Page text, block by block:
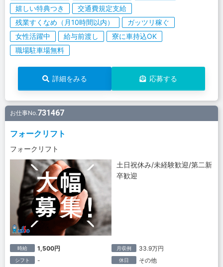
嬉しい特典つき
交通費規定支給
残業すくなめ（月10時間以内）
ガッツリ稼ぐ
女性活躍中
給与前渡し
寮に車持込OK
職場駐車場無料
詳細をみる 応募する
お仕事No.731467
フォークリフト
フォークリフト
土日祝休み/未経験歓迎/第二新
卒歓迎
時給 1,500円 月収例 33.9万円
シフト - 休日 その他